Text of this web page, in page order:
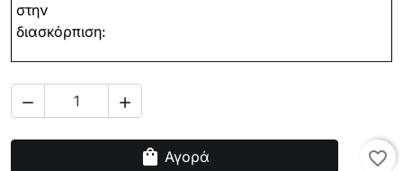
στην
διασκόρπιση:
 
shopping_bag Αγορά favorite_border